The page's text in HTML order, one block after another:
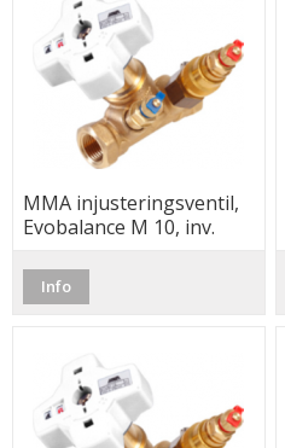
MMA injusteringsventil,
Evobalance M 10, inv.
Info